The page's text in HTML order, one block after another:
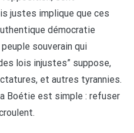
justes implique que ces
démocratie
souverain qui
lois injustes” suppose,
et autres tyrannies.
Boétie est simple : refuser